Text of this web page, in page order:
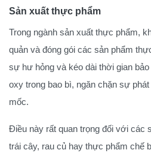
Sản xuất thực phẩm
Trong ngành sản xuất thực phẩm,
quản và đóng gói các sản phẩm
sự hư hỏng và kéo dài thời gian
oxy trong bao bì, ngăn chặn sự
mốc.
Điều này rất quan trọng đối với các
trái cây, rau củ hay thực phẩm chế